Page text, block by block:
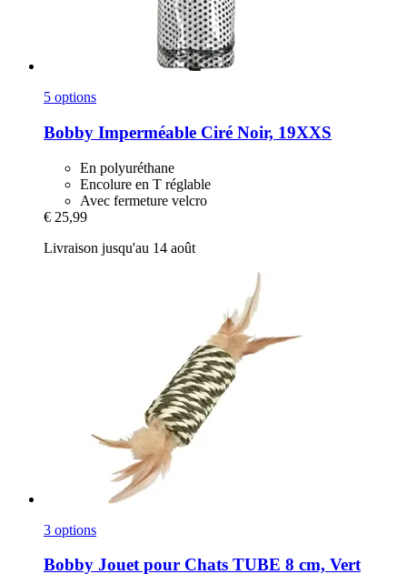
5 options
Bobby Imperméable Ciré Noir, 19XXS
En polyuréthane
Encolure en T réglable
Avec fermeture velcro
€ 25,99
Livraison jusqu'au 14 août
3 options
Bobby Jouet pour Chats TUBE 8 cm, Vert